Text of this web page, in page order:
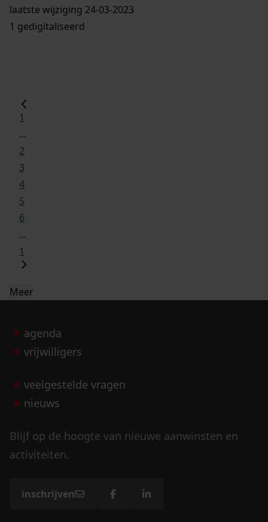
laatste wijziging 24-03-2023
1 gedigitaliseerd
1
...
2
3
4
5
6
...
1
Meer
agenda
vrijwilligers
veelgestelde vragen
nieuws
Blijf op de hoogte van nieuwe aanwinsten en
activiteiten.
inschrijven